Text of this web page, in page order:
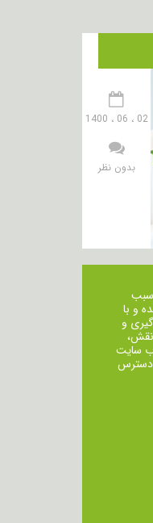
02 ، 06 ، 1400
بدون نظر
سبب
و با
و
نقش،
سایت
دسترس